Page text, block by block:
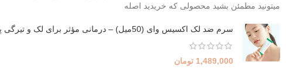
میتونید مطمئن بشید محصولی که خریدید اصله
سرم ضد لک اکسیس وای (50میل) – درمانی مؤثر برای لک و تیرگی پوست
1,489,000 تومان